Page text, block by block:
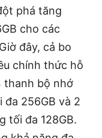
phá tăng
cho các
đây, cả bo
chính thức hỗ
thanh bộ nhớ
đa 256GB và 2
tối đa 128GB.